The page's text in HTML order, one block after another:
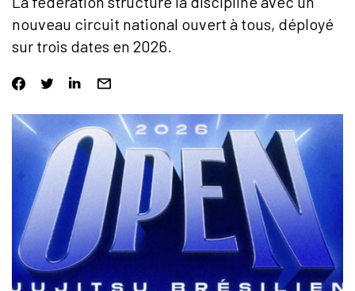
nouveau circuit national ouvert à tous, déployé
sur trois dates en 2026.